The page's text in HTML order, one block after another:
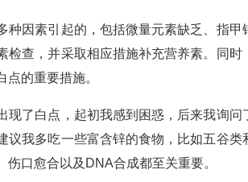
种因素引起的，包括微量元素缺乏、指
检查，并采取相应措施补充营养素。同时
的重要措施。
现了白点，起初我感到困惑，后来我询
议我多吃一些富含锌的食物，比如五谷
口愈合以及DNA合成都至关重要。